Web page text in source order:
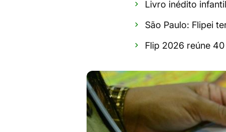
Livro inédito
São Paulo: Flipei
Flip 2026 reúne